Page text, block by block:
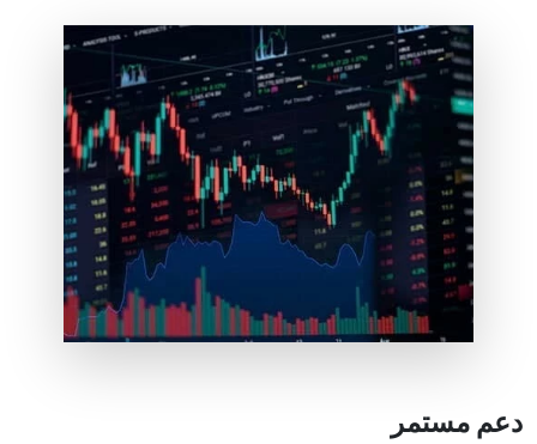
دعم مستمر